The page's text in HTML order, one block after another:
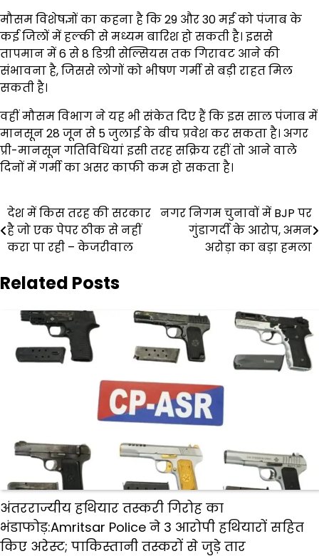
मौसम विशेषज्ञों का कहना है कि 29 और 30 मई को पंजाब के
कई जिलों में हल्की से मध्यम बारिश हो सकती है। इससे
तापमान में 6 से 8 डिग्री सेल्सियस तक गिरावट आने की
संभावना है, जिससे लोगों को भीषण गर्मी से बड़ी राहत मिल
सकती है।
वहीं मौसम विभाग ने यह भी संकेत दिए हैं कि इस साल पंजाब में
मानसून 28 जून से 5 जुलाई के बीच प्रवेश कर सकता है। अगर
प्री-मानसून गतिविधियां इसी तरह सक्रिय रहीं तो आने वाले
दिनों में गर्मी का असर काफी कम हो सकता है।
Post
navigation
देश में किस तरह की सरकार
है जो एक पेपर ठीक से नहीं
करा पा रही – केजरीवाल
नगर निगम चुनावों में BJP पर
गुंडागर्दी के आरोप, अमन
अरोड़ा का बड़ा हमला
Related Posts
अंतरराज्यीय हथियार तस्करी गिरोह का
भंडाफोड़:Amritsar Police ने 3 आरोपी हथियारों सहित
किए अरेस्ट; पाकिस्तानी तस्करों से जुड़े तार